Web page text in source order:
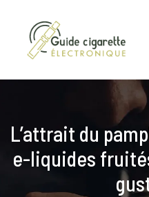
L’attrait du
e-liquides